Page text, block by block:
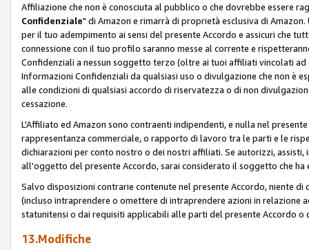
Affiliazione che non è conosciuta al pubblico o che dovrebbe essere
Confidenziale" di Amazon e rimarrà di proprietà esclusiva di
per il tuo adempimento ai sensi del presente Accordo e assicuri che
connessione con il tuo profilo saranno messe al corrente e
Confidenziali a nessun soggetto terzo (oltre ai tuoi affiliati vincolati
Informazioni Confidenziali da qualsiasi uso o divulgazione che non è
alle condizioni di qualsiasi accordo di riservatezza o di non
cessazione.
L'Affiliato ed Amazon sono contraenti indipendenti, e nulla nel
rappresentanza commerciale, o rapporto di lavoro tra le parti e le
dichiarazioni per conto nostro o dei nostri affiliati. Se autorizzi,
all'oggetto del presente Accordo, sarai considerato il soggetto che
Salvo disposizioni contrarie contenute nel presente Accordo, niente
(incluso intraprendere o omettere di intraprendere azioni in relazione
statunitensi o dai requisiti applicabili alle parti del presente Accordo o
13.Modifiche